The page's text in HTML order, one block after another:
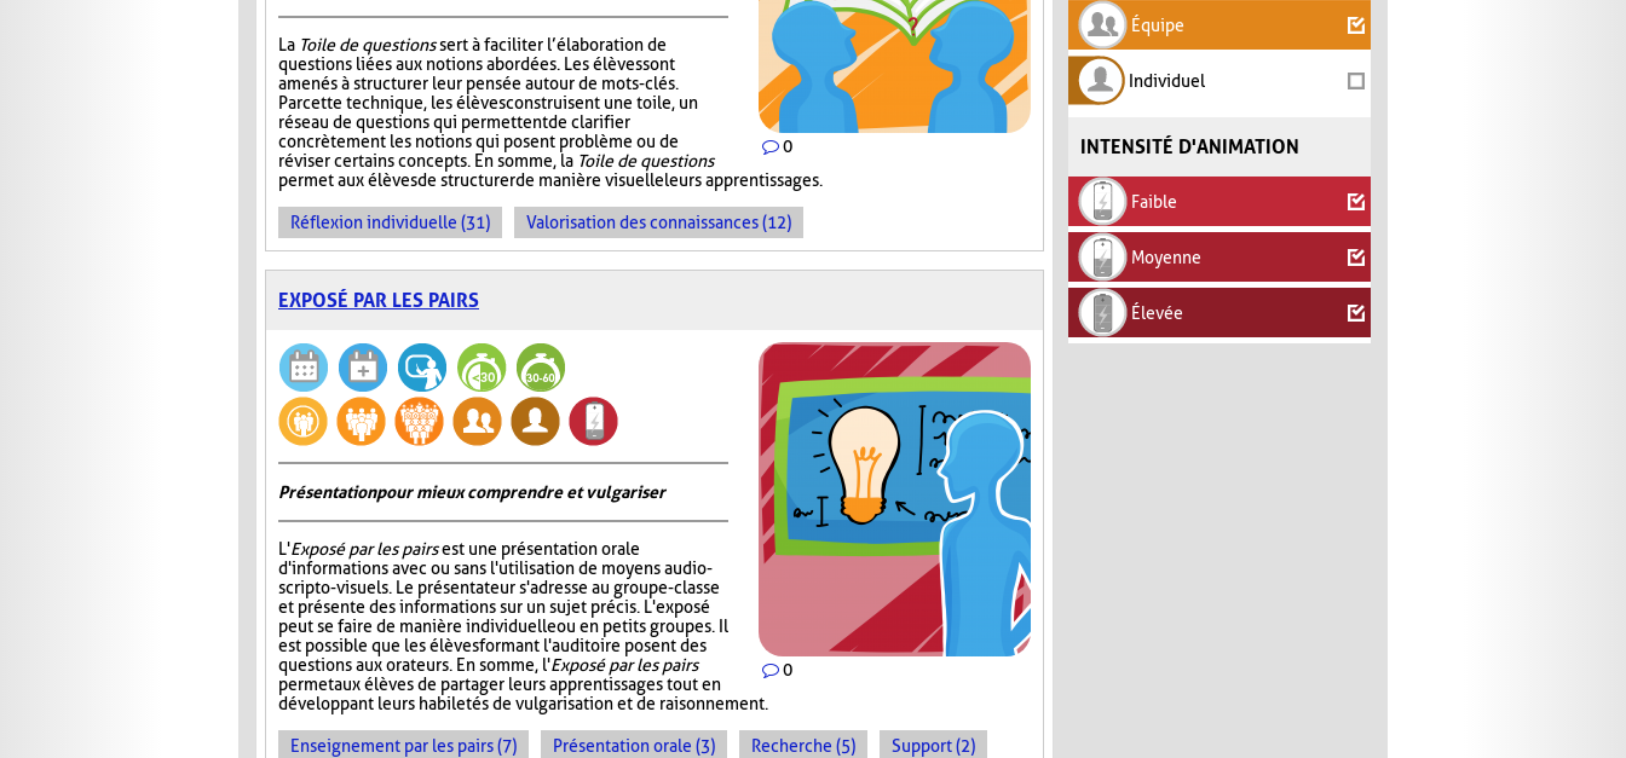
Équipe
Individuel
INTENSITÉ D'ANIMATION
Faible
Moyenne
Élevée
0
La Toile de questionssert à faciliter l’élaboration de
questions liées aux notions abordées. Les élèves sont
amenés à structurer leur pensée autour de mots-clés.
Par cette technique, les élèves construisent une toile, un
réseau de questions qui permettent de clarifier
concrètement les notions qui posent problème ou de
réviser certains concepts. En somme, la Toile de questions
permet aux élèves de structurer de manière visuelle leurs apprentissages.
Réflexion individuelle (31) Valorisation des connaissances (12)
EXPOSÉ PAR LES PAIRS
0
Présentation pour mieux comprendre et vulgariser
L'Exposé par les pairsest une présentation orale
d'informations avec ou sans l'utilisation de moyens audio-
scripto-visuels. Le présentateur s'adresse au groupe-classe
et présente des informations sur un sujet précis. L'exposé
peut se faire de manière individuelle ou en petits groupes. Il
est possible que les élèves formant l'auditoire posent des
questions aux orateurs. En somme, l'Exposé par les pairs
permet aux élèves de partager leurs apprentissages tout en
développant leurs habiletés de vulgarisation et de raisonnement.
Enseignement par les pairs (7) Présentation orale (3) Recherche (5) Support (2)